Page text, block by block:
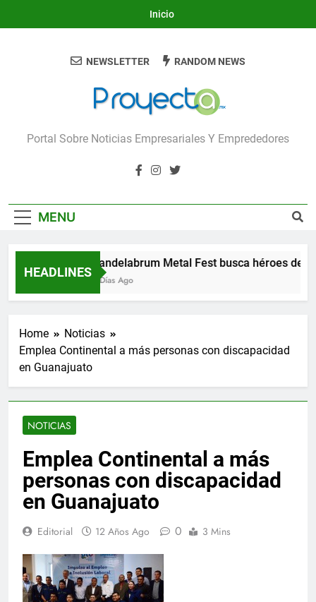
Inicio
Proyecta
Portal Sobre Noticias Empresariales Y Emprededores
NEWSLETTER RANDOM NEWS
MENU
HEADLINES
Candelabrum Metal Fest busca héroes de
3 Días Ago
Home
Noticias
Emplea Continental a más personas con discapacidad
en Guanajuato
NOTICIAS
Emplea Continental a más
personas con discapacidad
en Guanajuato
Editorial 12 Años Ago 0 3 Mins